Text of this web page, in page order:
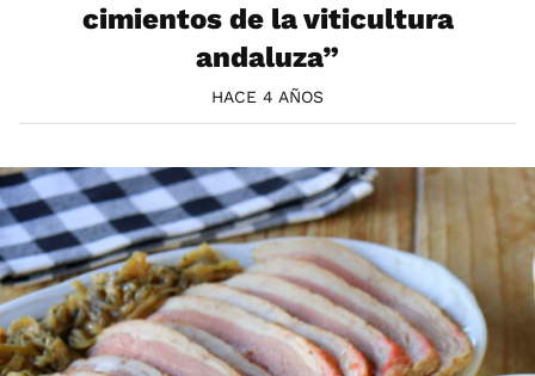
cimientos de la viticultura
andaluza”
HACE 4 AÑOS